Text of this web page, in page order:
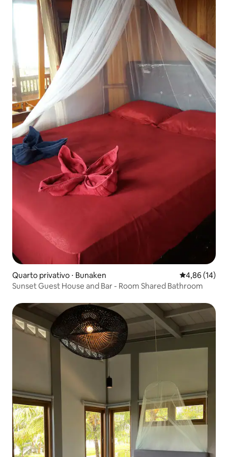
Quarto privativo ⋅ Bunaken 4,86 de uma
4,86 (14)
Sunset Guest House and Bar - Room Shared Bathroom